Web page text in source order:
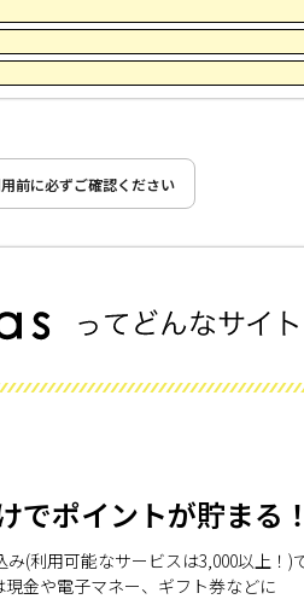
前に必ずご確認ください
でポイントが貯まる
(利用可能なサービスは3,000以上！)
金や電子マネー、ギフト券などに